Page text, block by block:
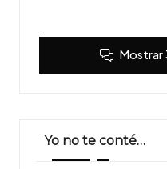
Mostrar
Yo no te conté…